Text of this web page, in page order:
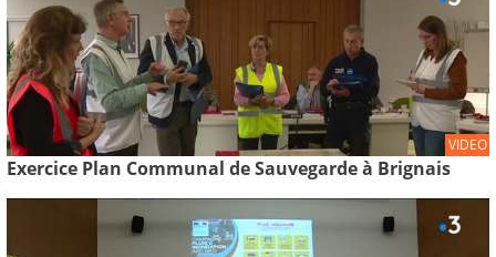
VIDEO
Exercice Plan Communal de Sauvegarde à Brignais